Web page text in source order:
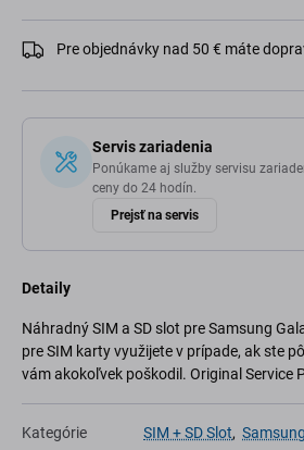
Pre objednávky nad 50 € máte
Servis zariadenia
Ponúkame aj služby servisu
ceny do 24 hodín.
Prejsť na servis
Detaily
Náhradný SIM a SD slot pre Samsung
pre SIM karty využijete v prípade, ak ste
vám akokoľvek poškodil. Original Service
Kategórie SIM + SD Slot,